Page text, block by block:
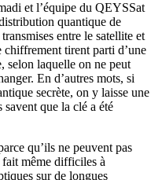
et l’équipe du QEYSSat
quantique de
entre le satellite et
chiffrement tirent parti d’une
selon laquelle on ne peut
En d’autres mots, si
secrète, on y laisse une
savent que la clé a été
qu’ils ne peuvent pas
même difficiles à
sur de longues